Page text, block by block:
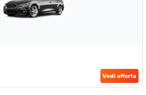
Vedi offerta